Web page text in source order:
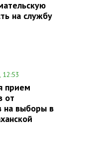
на службу
12:53
прием
от
на выборы в